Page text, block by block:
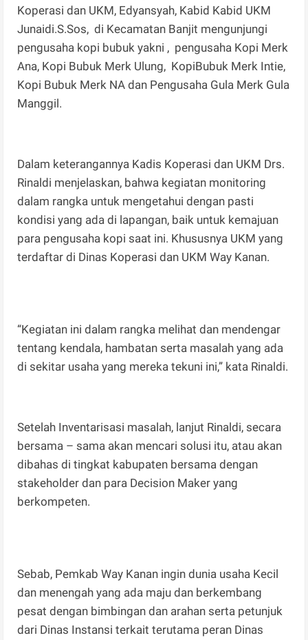
Koperasi dan UKM, Edyansyah, Kabid Kabid UKM
Junaidi.S.Sos, di Kecamatan Banjit mengunjungi
pengusaha kopi bubuk yakni , pengusaha Kopi Merk
Ana, Kopi Bubuk Merk Ulung, KopiBubuk Merk Intie,
Kopi Bubuk Merk NA dan Pengusaha Gula Merk Gula
Manggil.
Dalam keterangannya Kadis Koperasi dan UKM Drs.
Rinaldi menjelaskan, bahwa kegiatan monitoring
dalam rangka untuk mengetahui dengan pasti
kondisi yang ada di lapangan, baik untuk kemajuan
para pengusaha kopi saat ini. Khususnya UKM yang
terdaftar di Dinas Koperasi dan UKM Way Kanan.
“Kegiatan ini dalam rangka melihat dan mendengar
tentang kendala, hambatan serta masalah yang ada
di sekitar usaha yang mereka tekuni ini,” kata Rinaldi.
Setelah Inventarisasi masalah, lanjut Rinaldi, secara
bersama – sama akan mencari solusi itu, atau akan
dibahas di tingkat kabupaten bersama dengan
stakeholder dan para Decision Maker yang
berkompeten.
Sebab, Pemkab Way Kanan ingin dunia usaha Kecil
dan menengah yang ada maju dan berkembang
pesat dengan bimbingan dan arahan serta petunjuk
dari Dinas Instansi terkait terutama peran Dinas